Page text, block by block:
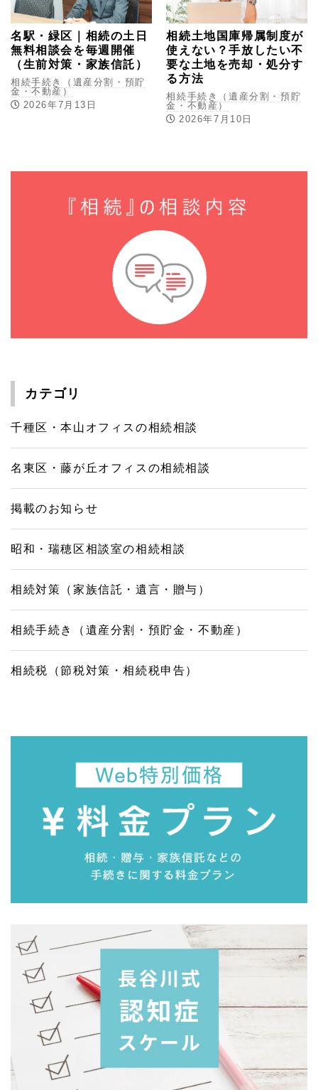
名駅・緑区｜相続の土日
無料相談会を毎週開催
（生前対策・家族信託）
相続手続き（遺産分割・預貯
金・不動産）
2026年7月13日
相続土地国庫帰属制度が
使えない？手放したい不
要な土地を売却・処分す
る方法
相続手続き（遺産分割・預貯
金・不動産）
2026年7月10日
カテゴリ
千種区・本山オフィスの相続相談
名東区・藤が丘オフィスの相続相談
掲載のお知らせ
昭和・瑞穂区相談室の相続相談
相続対策（家族信託・遺言・贈与）
相続手続き（遺産分割・預貯金・不動産）
相続税（節税対策・相続税申告）